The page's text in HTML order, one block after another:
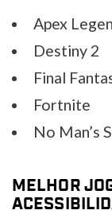
Apex
Destiny 2
Final
Fortnite
No Man’s
MELHOR